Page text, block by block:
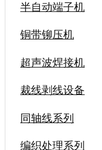
半自动端子机
铜带铆压机
超声波焊接机
裁线剥线设备
同轴线系列
编织处理系列